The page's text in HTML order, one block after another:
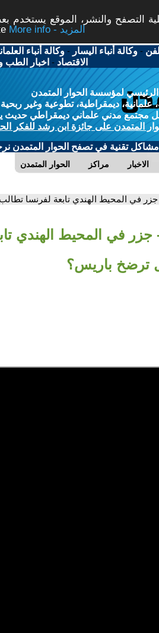
التصفح والنشر، الموقع يستخدم
More info - المزيد
-وكالة أنباء اليسار -وكالة أنباء
الاقتصاد - اخبار الطب
الرئيسي لمؤسسة الحوار المتمدن
علمانية، ديمقراطية، تطوعية وغير ربحية
مجتمع مدني علماني ديمقراطي حديث
المتمدن على جائزة ابن رشد للفكر
مشاكل تقنية في تصفح الحوار المتمدن
الحوار المتمدن مراكز الاخبار
في المحيط الهندي تابعة لفرنسا
جزر في المحيط الهندي
ترضخ باريس؟